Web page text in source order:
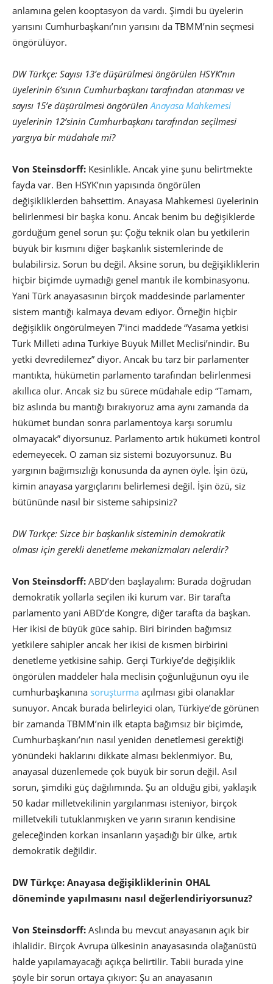
anlamına gelen kooptasyon da vardı. Şimdi bu üyelerin
yarısını Cumhurbaşkanı’nın yarısını da TBMM’nin seçmesi
öngörülüyor.
DW Türkçe: Sayısı 13’e düşürülmesi öngörülen HSYK’nın
üyelerinin 6’sının Cumhurbaşkanı tarafından atanması ve
sayısı 15’e düşürülmesi öngörülenAnayasa Mahkemesi
üyelerinin 12’sinin Cumhurbaşkanı tarafından seçilmesi
yargıya bir müdahale mi?
Von Steinsdorff: Kesinlikle. Ancak yine şunu belirtmekte
fayda var. Ben HSYK’nın yapısında öngörülen
değişikliklerden bahsettim. Anayasa Mahkemesi üyelerinin
belirlenmesi bir başka konu. Ancak benim bu değişiklerde
gördüğüm genel sorun şu: Çoğu teknik olan bu yetkilerin
büyük bir kısmını diğer başkanlık sistemlerinde de
bulabilirsiz. Sorun bu değil. Aksine sorun, bu değişikliklerin
hiçbir biçimde uymadığı genel mantık ile kombinasyonu.
Yani Türk anayasasının birçok maddesinde parlamenter
sistem mantığı kalmaya devam ediyor. Örneğin hiçbir
değişiklik öngörülmeyen 7’inci maddede “Yasama yetkisi
Türk Milleti adına Türkiye Büyük Millet Meclisi’nindir. Bu
yetki devredilemez” diyor. Ancak bu tarz bir parlamenter
mantıkta, hükümetin parlamento tarafından belirlenmesi
akıllıca olur. Ancak siz bu sürece müdahale edip “Tamam,
biz aslında bu mantığı bırakıyoruz ama aynı zamanda da
hükümet bundan sonra parlamentoya karşı sorumlu
olmayacak” diyorsunuz. Parlamento artık hükümeti kontrol
edemeyecek. O zaman siz sistemi bozuyorsunuz. Bu
yargının bağımsızlığı konusunda da aynen öyle. İşin özü,
kimin anayasa yargıçlarını belirlemesi değil. İşin özü, siz
bütününde nasıl bir sisteme sahipsiniz?
DW Türkçe: Sizce bir başkanlık sisteminin demokratik
olması için gerekli denetleme mekanizmaları nelerdir?
Von Steinsdorff: ABD’den başlayalım: Burada doğrudan
demokratik yollarla seçilen iki kurum var. Bir tarafta
parlamento yani ABD’de Kongre, diğer tarafta da başkan.
Her ikisi de büyük güce sahip. Biri birinden bağımsız
yetkilere sahipler ancak her ikisi de kısmen birbirini
denetleme yetkisine sahip. Gerçi Türkiye’de değişiklik
öngörülen maddeler hala meclisin çoğunluğunun oyu ile
cumhurbaşkanına soruşturma açılması gibi olanaklar
sunuyor. Ancak burada belirleyici olan, Türkiye’de görünen
bir zamanda TBMM’nin ilk etapta bağımsız bir biçimde,
Cumhurbaşkanı’nın nasıl yeniden denetlemesi gerektiği
yönündeki haklarını dikkate alması beklenmiyor. Bu,
anayasal düzenlemede çok büyük bir sorun değil. Asıl
sorun, şimdiki güç dağılımında. Şu an olduğu gibi, yaklaşık
50 kadar milletvekilinin yargılanması isteniyor, birçok
milletvekili tutuklanmışken ve yarın sıranın kendisine
geleceğinden korkan insanların yaşadığı bir ülke, artık
demokratik değildir.
DW Türkçe: Anayasa değişikliklerinin OHAL
döneminde yapılmasını nasıl değerlendiriyorsunuz?
Von Steinsdorff: Aslında bu mevcut anayasanın açık bir
ihlalidir. Birçok Avrupa ülkesinin anayasasında olağanüstü
halde yapılamayacağı açıkça belirtilir. Tabii burada yine
şöyle bir sorun ortaya çıkıyor: Şu an anayasanın